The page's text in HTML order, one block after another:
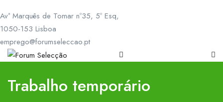
Avª Marquês de Tomar nº35, 5º Esq,
1050-153 Lisboa
emprego@forumseleccao.pt
Trabalho temporário